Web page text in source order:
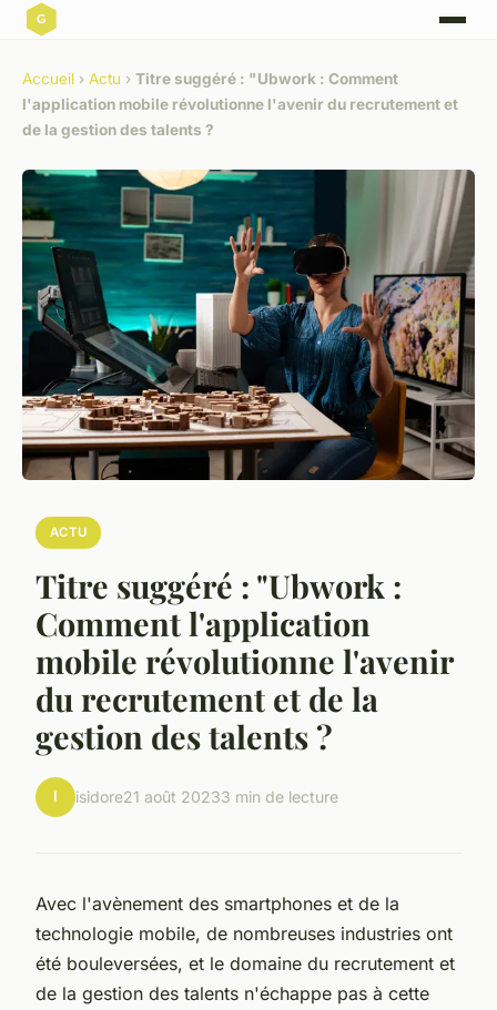
Accueil › Actu › Titre suggéré : "Ubwork : Comment
l'application mobile révolutionne l'avenir du recrutement et
de la gestion des talents ?
ACTU
Titre suggéré : "Ubwork :
Comment l'application
mobile révolutionne l'avenir
du recrutement et de la
gestion des talents ?
I isidore21 août 20233 min de lecture
Avec l'avènement des smartphones et de la
technologie mobile, de nombreuses industries ont
été bouleversées, et le domaine du recrutement et
de la gestion des talents n'échappe pas à cette